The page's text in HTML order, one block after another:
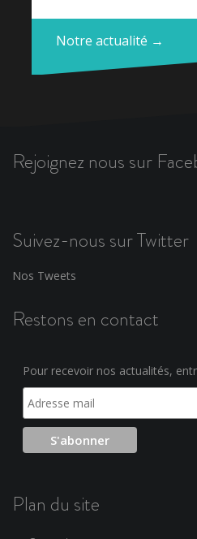
Notre actualité →
Rejoignez nous sur
Suivez-nous sur Twitter
Nos Tweets
Restons en contact
Pour recevoir nos actualités,
Plan du site